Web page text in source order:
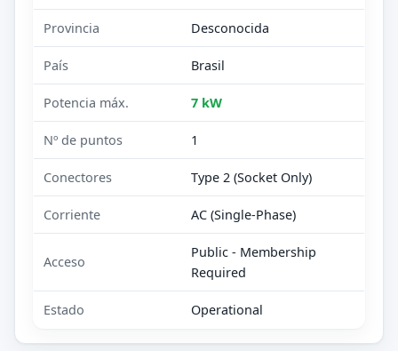
Provincia Desconocida
País Brasil
Potencia máx. 7 kW
Nº de puntos 1
Conectores Type 2 (Socket Only)
Corriente AC (Single-Phase)
Acceso
Public - Membership
Required
Estado Operational